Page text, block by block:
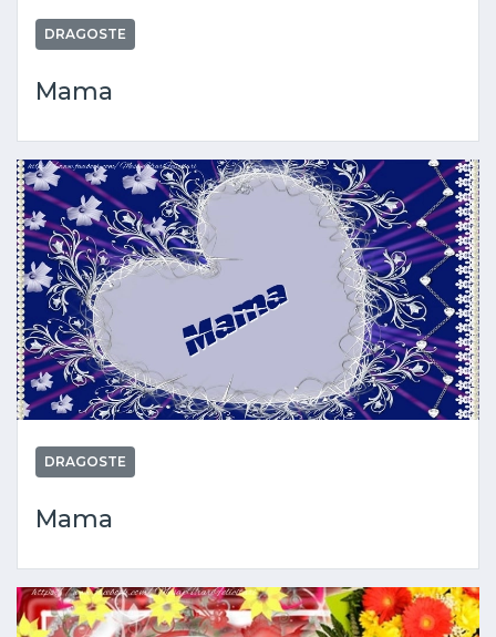
DRAGOSTE
Mama
DRAGOSTE
Mama